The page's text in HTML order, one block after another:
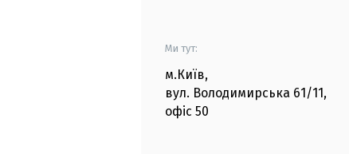
Ми тут:
м.Київ,
вул. Володимирська 61/11,
офіс 50